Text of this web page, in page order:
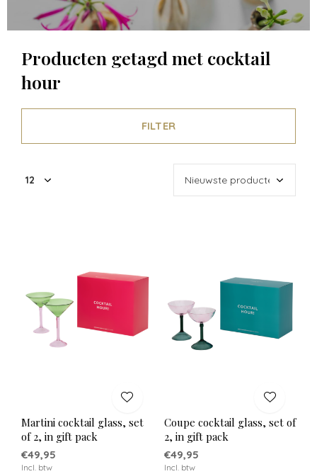
Producten getagd met cocktail
hour
FILTER
Martini cocktail glass, set
of 2, in gift pack
€49,95
Incl. btw
Coupe cocktail glass, set of
2, in gift pack
€49,95
Incl. btw